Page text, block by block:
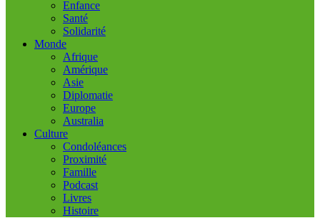
Enfance
Santé
Solidarité
Monde
Afrique
Amérique
Asie
Diplomatie
Europe
Australia
Culture
Condoléances
Proximité
Famille
Podcast
Livres
Histoire